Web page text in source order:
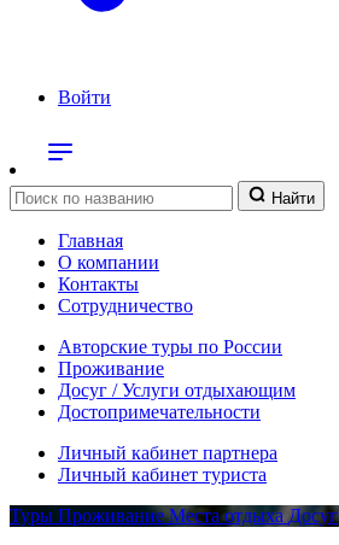
Войти
Найти
Главная
О компании
Контакты
Сотрудничество
Авторские туры по России
Проживание
Досуг / Услуги отдыхающим
Достопримечательности
Личный кабинет партнера
Личный кабинет туриста
Туры ПроживаниеМеста отдыха Досуг